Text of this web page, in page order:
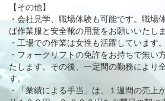
【その他】
・会社見学、職場体験も可能です。職場
ば作業服と安全靴の用意をお願いいたしま
・工場での作業は女性も活躍しています。
・フォークリフトの免許をお持ちで無い
たします。その後、一定間の勤務により
す。
・「業績による手当」は、１週間の売上